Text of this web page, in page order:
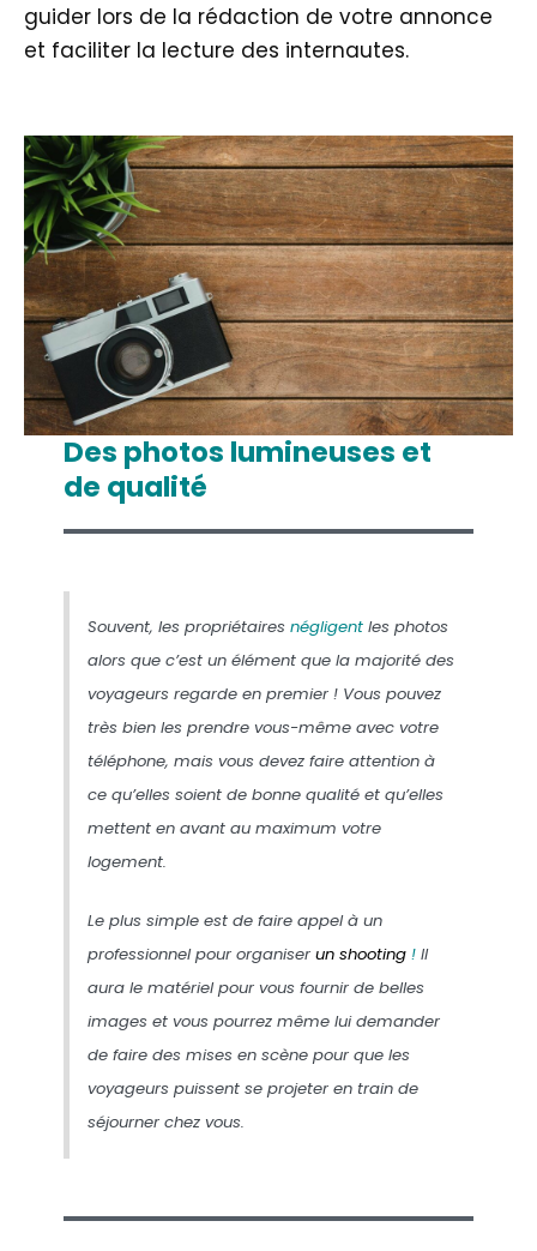
guider lors de la rédaction de votre annonce
et faciliter la lecture des internautes.
Des photos lumineuses et
de qualité
Souvent, les propriétairesnégligentles photos
alors que c’est un élément que la majorité des
voyageurs regarde en premier ! Vous pouvez
très bien les prendre vous-même avec votre
téléphone, mais vous devez faire attention à
ce qu’elles soient de bonne qualité et qu’elles
mettent en avant au maximum votre
logement.
Le plus simple est de faire appel àun
professionnelpour organiserun shooting ! Il
aura le matériel pour vous fournir de belles
images et vous pourrez même lui demander
de faire des mises en scène pour que les
voyageurs puissent se projeter en train de
séjourner chez vous.